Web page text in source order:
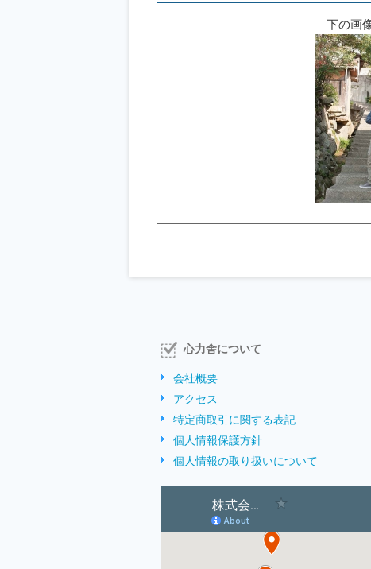
下の画
心力舎について
会社概要
アクセス
特定商取引に関する表記
個人情報保護方針
個人情報の取り扱いについて